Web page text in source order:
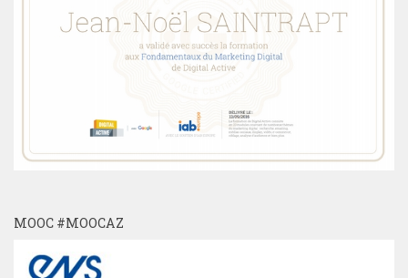
MOOC #MOOCAZ